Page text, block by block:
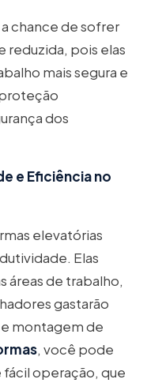
chance de sofrer
reduzida, pois elas
mais segura e
dos
e Eficiência no
elevatórias
Elas
áreas de trabalho,
gastarão
montagem de
, você pode
operação, que